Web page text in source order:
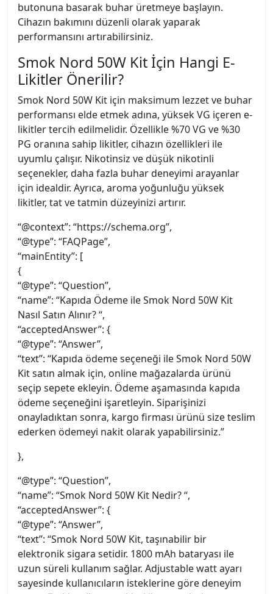
butonuna basarak buhar üretmeye başlayın.
Cihazın bakımını düzenli olarak yaparak
performansını artırabilirsiniz.
Smok Nord 50W Kit İçin Hangi E-
Likitler Önerilir?
Smok Nord 50W Kit için maksimum lezzet ve buhar
performansı elde etmek adına, yüksek VG içeren e-
likitler tercih edilmelidir. Özellikle %70 VG ve %30
PG oranına sahip likitler, cihazın özellikleri ile
uyumlu çalışır. Nikotinsiz ve düşük nikotinli
seçenekler, daha fazla buhar deneyimi arayanlar
için idealdir. Ayrıca, aroma yoğunluğu yüksek
likitler, tat ve tatmin düzeyinizi artırır.
“@context”: “https://schema.org”,
“@type”: “FAQPage”,
“mainEntity”: [
{
“@type”: “Question”,
“name”: “Kapıda Ödeme ile Smok Nord 50W Kit
Nasıl Satın Alınır? “,
“acceptedAnswer”: {
“@type”: “Answer”,
“text”: “Kapıda ödeme seçeneği ile Smok Nord 50W
Kit satın almak için, online mağazalarda ürünü
seçip sepete ekleyin. Ödeme aşamasında kapıda
ödeme seçeneğini işaretleyin. Siparişinizi
onayladıktan sonra, kargo firması ürünü size teslim
ederken ödemeyi nakit olarak yapabilirsiniz.”
},
“@type”: “Question”,
“name”: “Smok Nord 50W Kit Nedir? “,
“acceptedAnswer”: {
“@type”: “Answer”,
“text”: “Smok Nord 50W Kit, taşınabilir bir
elektronik sigara setidir. 1800 mAh bataryası ile
uzun süreli kullanım sağlar. Adjustable watt ayarı
sayesinde kullanıcıların isteklerine göre deneyim